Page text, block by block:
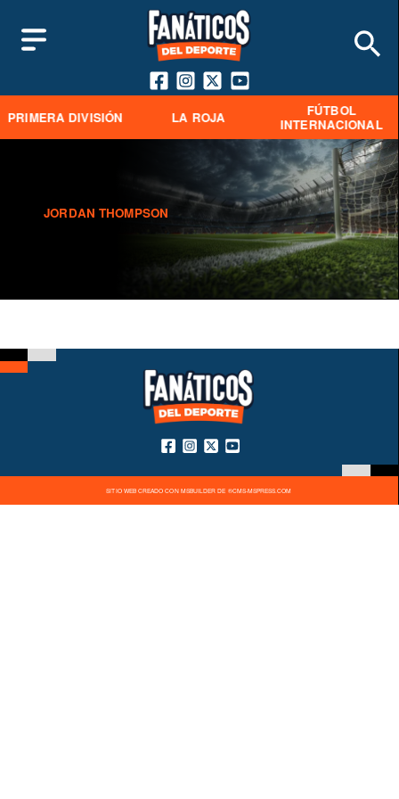
PRIMERA DIVISIÓN LA ROJA
FÚTBOL
INTERNACIONAL
JORDAN THOMPSON
SITIO WEB CREADO CON MSBUILDER DE ®CMS-MSPRESS.COM